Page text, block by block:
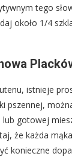
tego
około 1/4
istnieje
pszennej,
gotowej
że każda
konieczne